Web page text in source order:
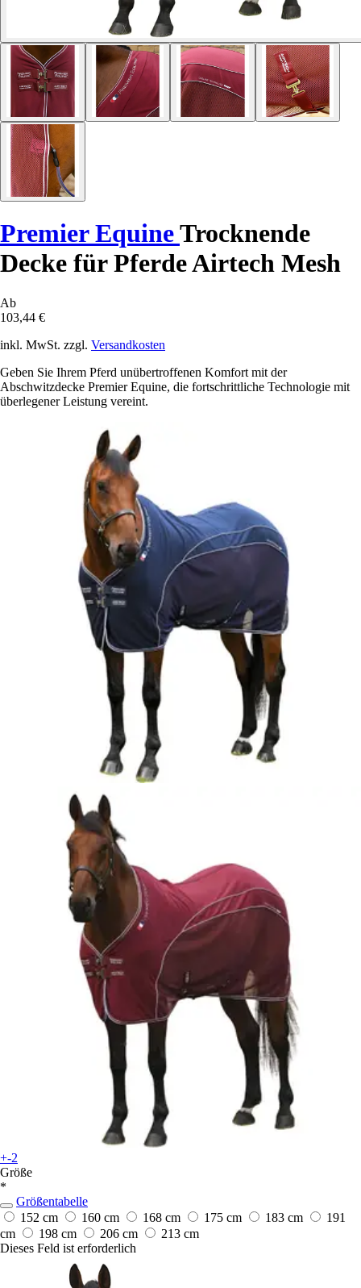
Premier EquineTrocknende
Decke für Pferde Airtech Mesh
Ab
103,44 €
inkl. MwSt. zzgl. Versandkosten
Geben Sie Ihrem Pferd unübertroffenen Komfort mit der
Abschwitzdecke Premier Equine, die fortschrittliche Technologie mit
überlegener Leistung vereint.
+-2
Größe
*
Größentabelle
152 cm
160 cm 168 cm 175 cm 183 cm
191
cm
198 cm 206 cm
213 cm
Dieses Feld ist erforderlich